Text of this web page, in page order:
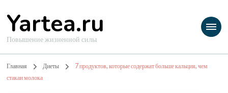
Yartea.ru
Повышение жизненной силы
Главная Диеты
7 продуктов, которые содержат больше кальция, чем
стакан молока